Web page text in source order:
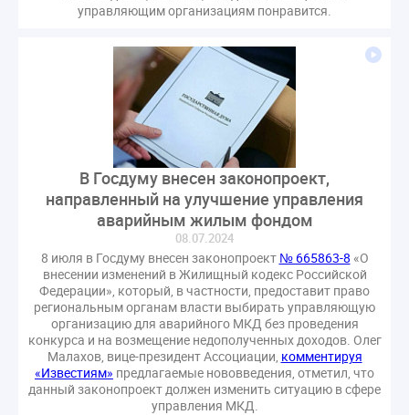
управляющим организациям понравится.
В Госдуму внесен законопроект,
направленный на улучшение управления
аварийным жилым фондом
08.07.2024
8 июля в Госдуму внесен законопроект № 665863-8 «О
внесении изменений в Жилищный кодекс Российской
Федерации», который, в частности, предоставит право
региональным органам власти выбирать управляющую
организацию для аварийного МКД без проведения
конкурса и на возмещение недополученных доходов. Олег
Малахов, вице-президент Ассоциации, комментируя
«Известиям» предлагаемые нововведения, отметил, что
данный законопроект должен изменить ситуацию в сфере
управления МКД.